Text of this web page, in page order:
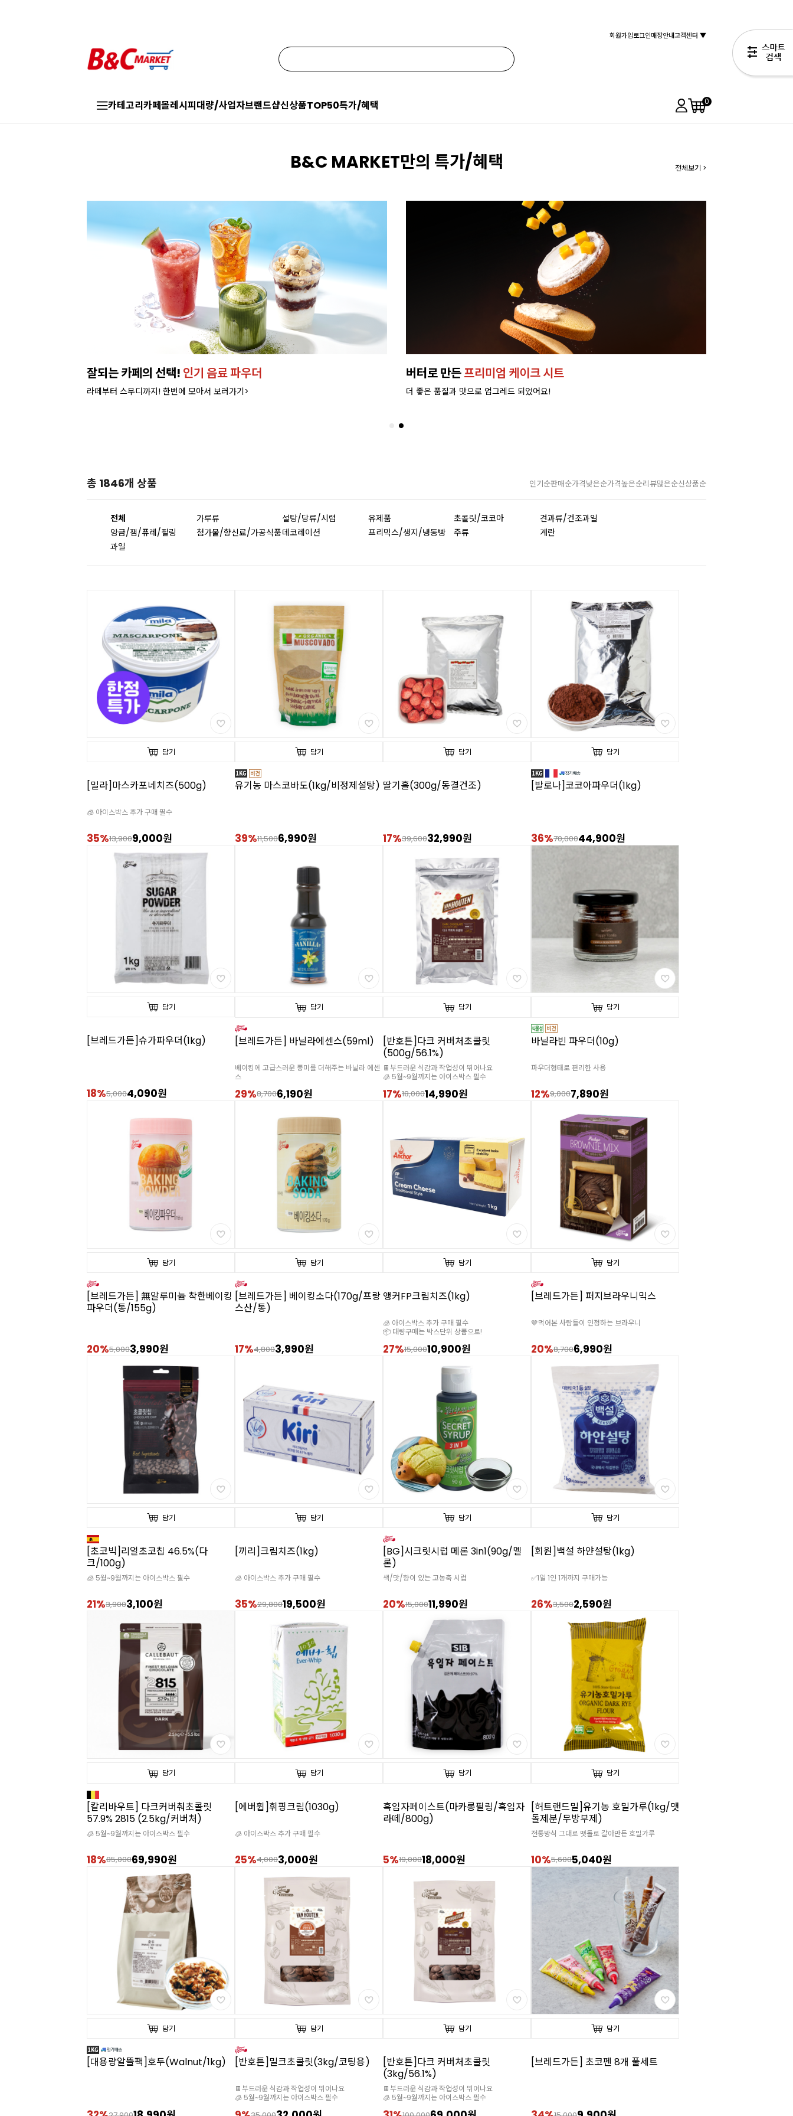
회원가입로그인매장안내고객센터 ▼
카테고리카페몰레시피대량/사업자브랜드샵신상품TOP50특가/혜택 0
B&C MARKET만의 특가/혜택 전체보기 >
잘되는 카페의 선택! 인기 음료 파우더
라떼부터 스무디까지! 한번에 모아서 보러가기>
버터로 만든프리미엄 케이크 시트
더 좋은 품질과 맛으로 업그레드 되었어요!
총 1846개 상품 인기순판매순가격낮은순가격높은순리뷰많은순신상품순
전체 가루류 설탕/당류/시럽 유제품 초콜릿/코코아
견과류/건조과일
앙금/잼/퓨레/필링
첨가물/향신료/가공식품데코레이션 프리믹스/생지/냉동빵 주류
계란
과일
담기
[밀라]마스카포네치즈(500g)
🧊 아이스박스 추가 구매 필수
35%13,9009,000원
담기
유기농 마스코바도(1kg/비정제설탕)
39%11,5006,990원
담기
딸기홀(300g/동결건조)
17%39,60032,990원
담기
[발로나]코코아파우더(1kg)
36%70,00044,900원
담기
[브레드가든]슈가파우더(1kg)
18%5,0004,090원
담기
[브레드가든] 바닐라에센스(59ml)
베이킹에 고급스러운 풍미를 더해주는 바닐라 에센
스
29%8,7006,190원
담기
[반호튼]다크 커버처초콜릿
(500g/56.1%)
🍫부드러운 식감과 작업성이 뛰어나요
🧊 5월~9월까지는 아이스박스 필수
17%18,00014,990원
담기
바닐라빈 파우더(10g)
파우더형태로 편리한 사용
12%9,0007,890원
담기
[브레드가든] 無알루미늄 착한베이킹
파우더(통/155g)
20%5,0003,990원
담기
[브레드가든] 베이킹소다(170g/프랑
스산/통)
17%4,8003,990원
담기
앵커FP크림치즈(1kg)
🧊 아이스박스 추가 구매 필수
📦 대량구매는 박스단위 상품으로!
27%15,00010,900원
담기
[브레드가든] 퍼지브라우니믹스
🤎먹어본 사람들이 인정하는 브라우니
20%8,7006,990원
담기
[초코빅]리얼초코칩 46.5%(다
크/100g)
🧊 5월~9월까지는 아이스박스 필수
21%3,9003,100원
담기
[끼리]크림치즈(1kg)
🧊 아이스박스 추가 구매 필수
35%29,80019,500원
담기
[BG]시크릿시럽 메론 3in1(90g/멜
론)
색/맛/향이 있는 고농축 시럽
20%15,00011,990원
담기
[회원]백설 하얀설탕(1kg)
✅1일 1인 1개까지 구매가능
26%3,5002,590원
담기
[칼리바우트] 다크커버춰초콜릿
57.9% 2815 (2.5kg/커버처)
🧊 5월~9월까지는 아이스박스 필수
18%85,00069,990원
담기
[에버휩]휘핑크림(1030g)
🧊 아이스박스 추가 구매 필수
25%4,0003,000원
담기
흑임자페이스트(마카롱필링/흑임자
라떼/800g)
5%19,00018,000원
담기
[허트랜드밀]유기농 호밀가루(1kg/맷
돌제분/무방부제)
전통방식 그대로 맷돌로 갈아만든 호밀가루
10%5,6005,040원
담기
[대용량알뜰팩]호두(Walnut/1kg)
담기
[반호튼]밀크초콜릿(3kg/코팅용)
🍫부드러운 식감과 작업성이 뛰어나요
🧊 5월~9월까지는 아이스박스 필수
담기
[반호튼]다크 커버처초콜릿
(3kg/56.1%)
🍫부드러운 식감과 작업성이 뛰어나요
🧊 5월~9월까지는 아이스박스 필수
담기
[브레드가든] 초코펜 8개 풀세트